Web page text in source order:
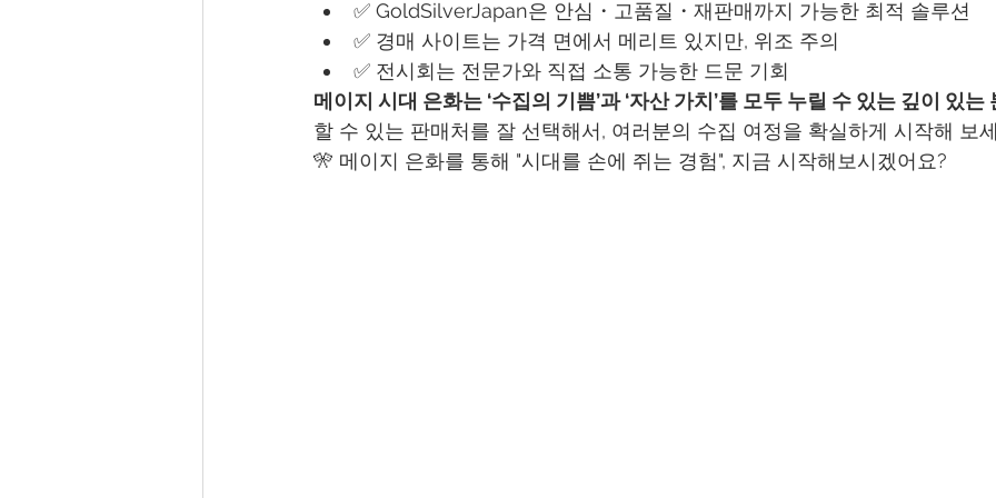
✅ GoldSilverJapan은 안심・고품질・재판매까지 가능한 최적 솔루션
✅ 경매 사이트는 가격 면에서 메리트 있지만, 위조 주의
✅ 전시회는 전문가와 직접 소통 가능한 드문 기회
메이지 시대 은화는 ‘수집의 기쁨’과 ‘자산 가치’를 모두 누릴 수 있는 깊이 있는
할 수 있는 판매처를 잘 선택해서, 여러분의 수집 여정을 확실하게 시작해 보
🎌 메이지 은화를 통해 "시대를 손에 쥐는 경험", 지금 시작해보시겠어요?